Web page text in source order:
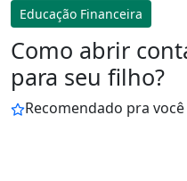
Educação Financeira
Como abrir
para seu filho?
Recomendado pra você